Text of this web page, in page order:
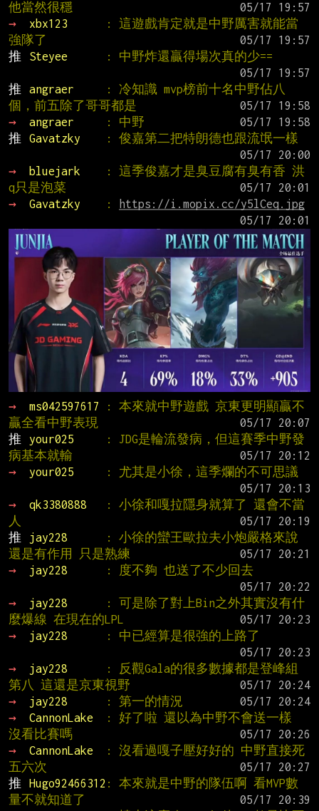
他當然很穩
→
xbx123
: 這遊戲肯定就是中野厲害就能當
強隊了
推
Steyee
: 中野炸還贏得場次真的少==
推
angraer
: 冷知識 mvp榜前十名中野佔八
個，前五除了哥哥都是
→
angraer : 中野
推
Gavatzky
: 俊嘉第二把特朗德也跟流氓一樣
→
bluejark
: 這季俊嘉才是臭豆腐有臭有香 洪
q只是泡菜
→
Gavatzky :
https://i.mopix.cc/y5lCeq.jpg
→ ms042597617
: 本來就中野遊戲 京東更明顯贏不
贏全看中野表現
推
your025
: JDG是輪流發病，但這賽季中野發
病基本就輸
→
your025
: 尤其是小徐，這季爛的不可思議
→
qk3380888
: 小徐和嘎拉隱身就算了 還會不當
人
推
jay228
: 小徐的蠻王歐拉夫小炮嚴格來說
還是有作用 只是熟練
→
jay228
: 度不夠 也送了不少回去
→
jay228
: 可是除了對上Bin之外其實沒有什
麼爆線 在現在的LPL
→
jay228
: 中已經算是很強的上路了
→
jay228
: 反觀Gala的很多數據都是登峰組
第八 這還是京東視野
→
jay228 : 第一的情況
→
CannonLake
: 好了啦 還以為中野不會送一樣
沒看比賽嗎
→
CannonLake
: 沒看過嘎子壓好好的 中野直接死
五六次
推
Hugo92466312 : 本來就是中野的隊伍啊 看MVP數
量不就知道了